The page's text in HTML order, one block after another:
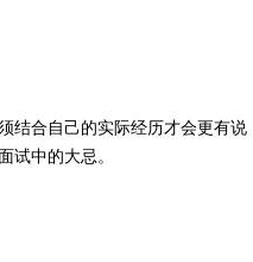
合自己的实际经历才会更有说
试中的大忌。